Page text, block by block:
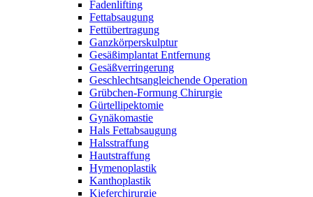
Fadenlifting
Fettabsaugung
Fettübertragung
Ganzkörperskulptur
Gesäßimplantat Entfernung
Gesäßverringerung
Geschlechtsangleichende Operation
Grübchen-Formung Chirurgie
Gürtellipektomie
Gynäkomastie
Hals Fettabsaugung
Halsstraffung
Hautstraffung
Hymenoplastik
Kanthoplastik
Kieferchirurgie